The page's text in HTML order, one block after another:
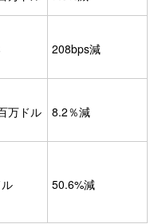
208bps減
万ドル 8.2％減
50.6%減